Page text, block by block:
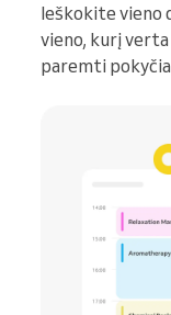
Ieškokite vieno
vieno, kurį
paremti